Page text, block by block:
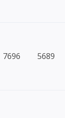
7696 5689